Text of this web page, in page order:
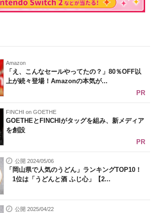
Amazon
「え、こんなセールやってたの？」80％OFF以
上が続々登場！Amazonの本気が...
PR
FINCHI on GOETHE
GOETHEとFINCHIがタッグを組み、新メディア
を創設
PR
公開 2024/05/06
「岡山県で人気のうどん」ランキングTOP10！
1位は「うどんと酒 ふじ心」【2...
公開 2025/04/22